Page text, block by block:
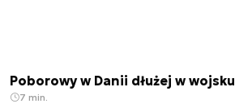
Poborowy w Danii dłużej w wojsku
7 min.